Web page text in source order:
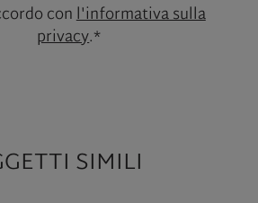
conl'informativa sulla
privacy.*
SIMILI